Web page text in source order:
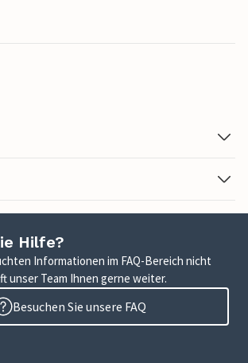
Hilfe?
Informationen im FAQ-Bereich nicht
unser Team Ihnen gerne weiter.
Besuchen Sie unsere FAQ